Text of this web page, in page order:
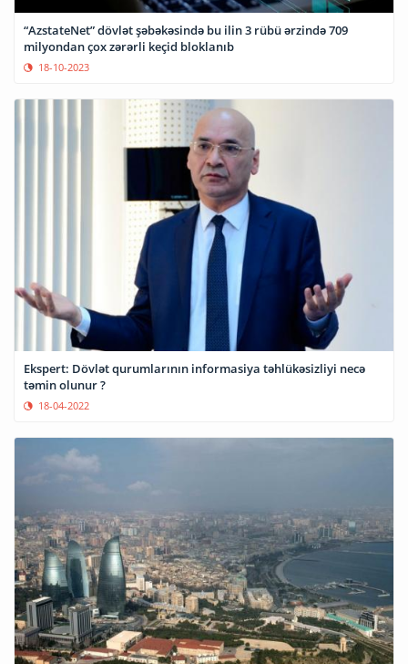
“AzstateNet” dövlət şəbəkəsində bu ilin 3 rübü ərzində 709
milyondan çox zərərli keçid bloklanıb
18-10-2023
Ekspert: Dövlət qurumlarının informasiya təhlükəsizliyi necə
təmin olunur ?
18-04-2022